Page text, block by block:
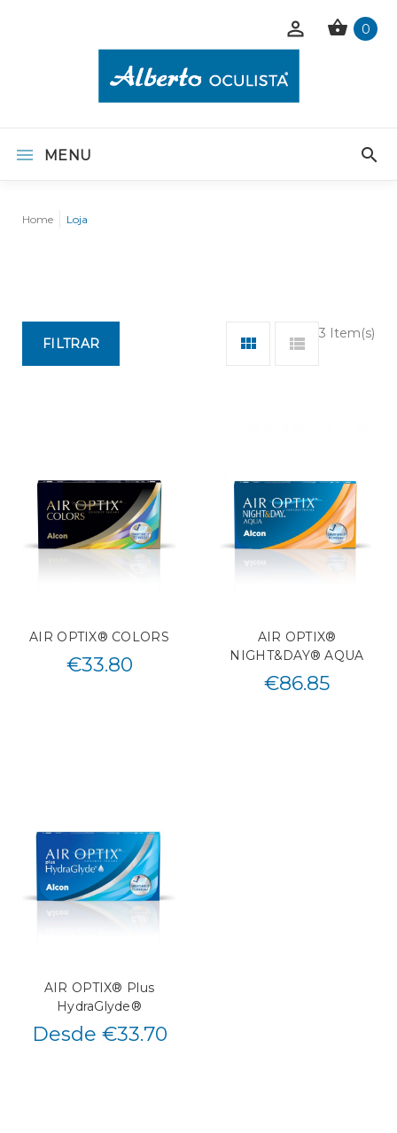
0
MENU
Home Loja
3 Item(s)
FILTRAR
AIR OPTIX® COLORS
€33.80
AIR OPTIX®
NIGHT&DAY® AQUA
€86.85
AIR OPTIX® Plus
HydraGlyde®
Desde €33.70